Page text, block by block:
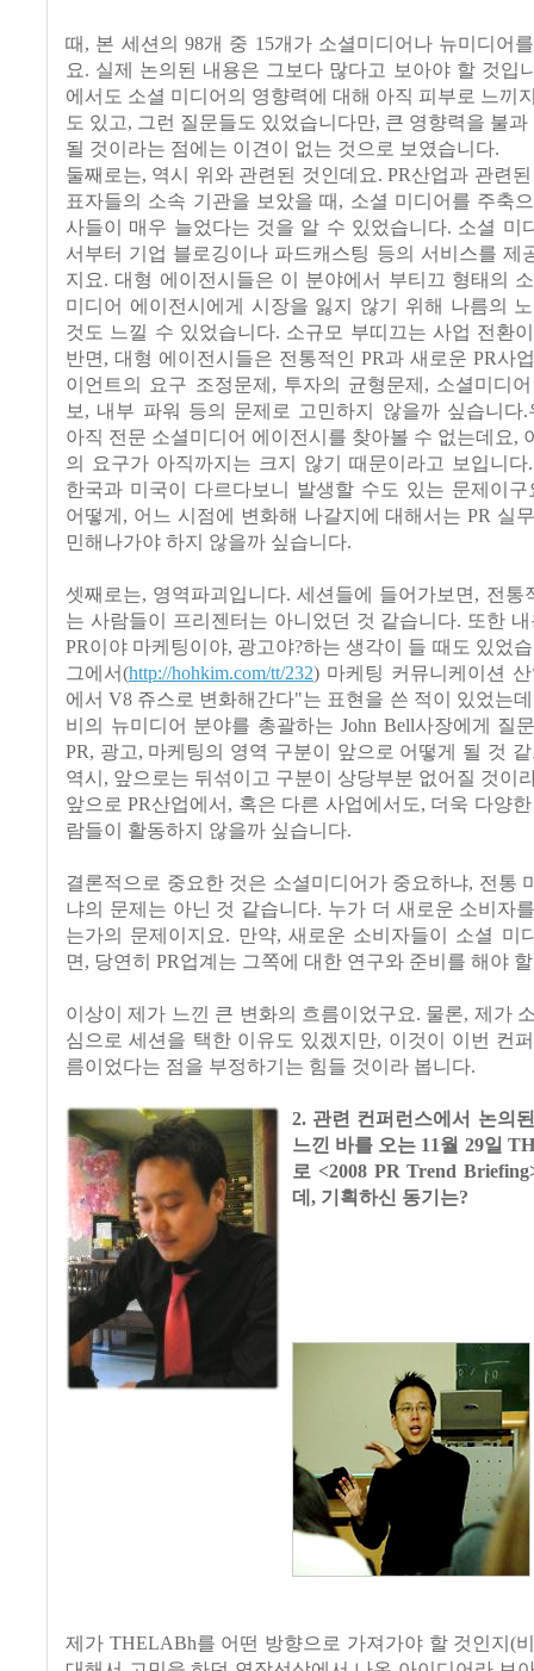
때, 본 세션의 98개 중 15개가 소셜미디어나 뉴미디어
요. 실제 논의된 내용은 그보다 많다고 보아야 할 것입
에서도 소셜 미디어의 영향력에 대해 아직 피부로 느끼
도 있고, 그런 질문들도 있었습니다만, 큰 영향력을 불
될 것이라는 점에는 이견이 없는 것으로 보였습니다.
둘째로는, 역시 위와 관련된 것인데요. PR산업과 관련
표자들의 소속 기관을 보았을 때, 소셜 미디어를 주축
사들이 매우 늘었다는 것을 알 수 있었습니다. 소셜 미
서부터 기업 블로깅이나 파드캐스팅 등의 서비스를 제
지요. 대형 에이전시들은 이 분야에서 부티끄 형태의
미디어 에이전시에게 시장을 잃지 않기 위해 나름의
것도 느낄 수 있었습니다. 소규모 부띠끄는 사업 전환
반면, 대형 에이전시들은 전통적인 PR과 새로운 PR사
이언트의 요구 조정문제, 투자의 균형문제, 소셜미디
보, 내부 파워 등의 문제로 고민하지 않을까 싶습니다.
아직 전문 소셜미디어 에이전시를 찾아볼 수 없는데요,
의 요구가 아직까지는 크지 않기 때문이라고 보입니
한국과 미국이 다르다보니 발생할 수도 있는 문제이
어떻게, 어느 시점에 변화해 나갈지에 대해서는 PR 실
민해나가야 하지 않을까 싶습니다.
셋째로는, 영역파괴입니다. 세션들에 들어가보면, 전통
는 사람들이 프리젠터는 아니었던 것 같습니다. 또한
PR이야 마케팅이야, 광고야?하는 생각이 들 때도 있었
그에서(http://hohkim.com/tt/232) 마케팅 커뮤니케이션
에서 V8 쥬스로 변화해간다"는 표현을 쓴 적이 있었는
비의 뉴미디어 분야를 총괄하는 John Bell사장에게 질
PR, 광고, 마케팅의 영역 구분이 앞으로 어떻게 될 것
역시, 앞으로는 뒤섞이고 구분이 상당부분 없어질 것이
앞으로 PR산업에서, 혹은 다른 사업에서도, 더욱 다양
람들이 활동하지 않을까 싶습니다.
결론적으로 중요한 것은 소셜미디어가 중요하냐, 전통
냐의 문제는 아닌 것 같습니다. 누가 더 새로운 소비자
는가의 문제이지요. 만약, 새로운 소비자들이 소셜 미
면, 당연히 PR업계는 그쪽에 대한 연구와 준비를 해야
이상이 제가 느낀 큰 변화의 흐름이었구요. 물론, 제가
심으로 세션을 택한 이유도 있겠지만, 이것이 이번 컨
름이었다는 점을 부정하기는 힘들 것이라 봅니다.
2. 관련 컨퍼런스에서 논의
느낀 바를 오는 11월 29일
로 <2008 PR Trend
데, 기획하신 동기는?
제가 THELABh를 어떤 방향으로 가져가야 할 것인지(